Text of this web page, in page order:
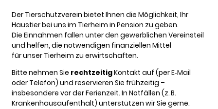
Der Tierschutzverein bietet Ihnen die Möglichkeit, Ihr
Haustier bei uns im Tierheim in Pension zu geben.
Die Einnahmen fallen unter den gewerblichen Vereinsteil
und helfen, die notwendigen finanziellen Mittel
für unser Tierheim zu erwirtschaften.
Bitte nehmen Sie rechtzeitigKontakt auf (per E‑Mail
oder Telefon) und reservieren Sie frühzeitig –
insbesondere vor der Ferienzeit. In Notfällen (z. B.
Krankenhausaufenthalt) unterstützen wir Sie gerne.